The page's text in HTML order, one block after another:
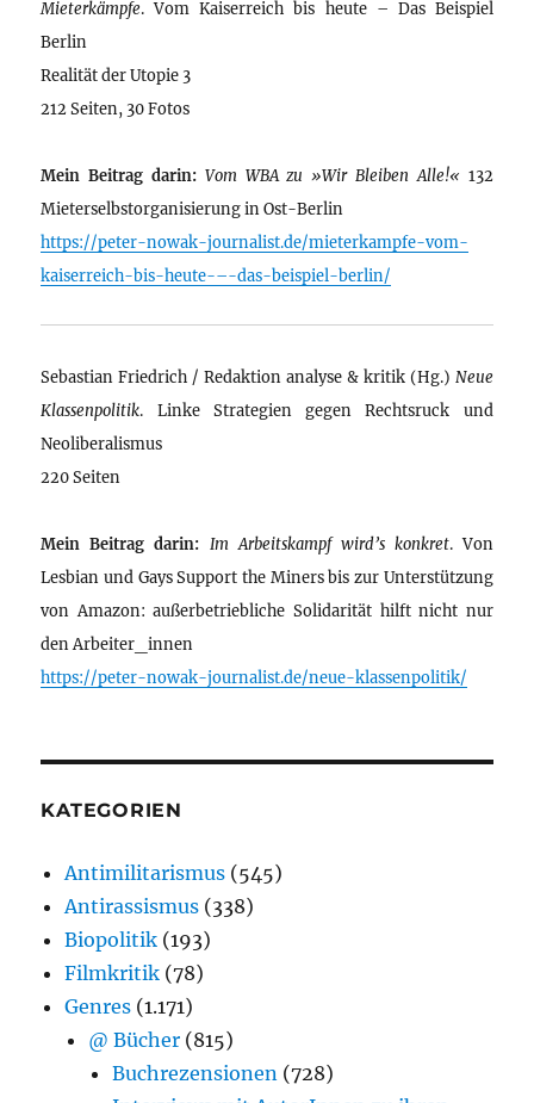
Mieterkämpfe. Vom Kaiserreich bis heute – Das Beispiel
Berlin
Realität der Utopie 3
212 Seiten, 30 Fotos
Mein Beitrag darin: Vom WBA zu »Wir Bleiben Alle!« 132
Mieterselbstorganisierung in Ost-Berlin
https://peter-nowak-journalist.de/mieterkampfe-vom-
kaiserreich-bis-heute-–-das-beispiel-berlin/
Sebastian Friedrich / Redaktion analyse & kritik (Hg.) Neue
Klassenpolitik. Linke Strategien gegen Rechtsruck und
Neoliberalismus
220 Seiten
Mein Beitrag darin: Im Arbeitskampf wird’s konkret. Von
Lesbian und Gays Support the Miners bis zur Unterstützung
von Amazon: außerbetriebliche Solidarität hilft nicht nur
den Arbeiter_innen
https://peter-nowak-journalist.de/neue-klassenpolitik/
KATEGORIEN
Antimilitarismus (545)
Antirassismus (338)
Biopolitik (193)
Filmkritik (78)
Genres (1.171)
@ Bücher (815)
Buchrezensionen (728)